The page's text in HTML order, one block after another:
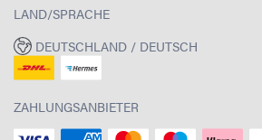
LAND/SPRACHE
DEUTSCHLAND / DEUTSCH
ZAHLUNGSANBIETER